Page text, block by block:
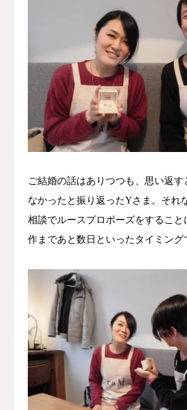
ご結婚の話はありつつも、思い返
なかったと振り返ったYさま。それ
相談でルースプロポーズをすること
作まであと数日といったタイミング